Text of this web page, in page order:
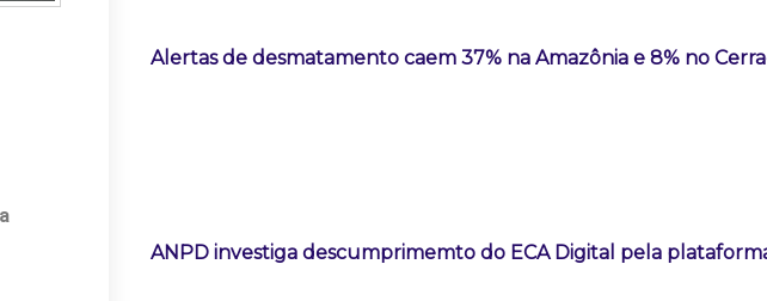
Alertas de desmatamento caem 37% na Amazônia e 8% no
ANPD investiga descumprimemto do ECA Digital pela